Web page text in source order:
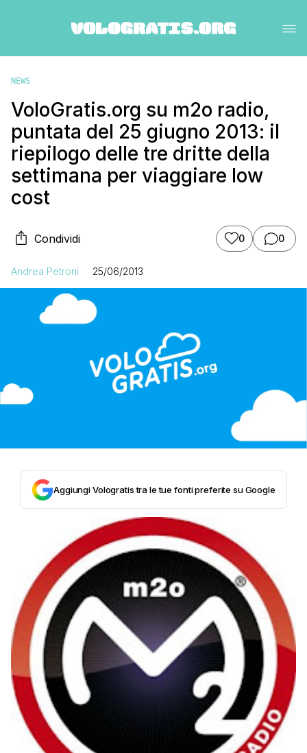
NEWS
VoloGratis.org su m2o radio,
puntata del 25 giugno 2013: il
riepilogo delle tre dritte della
settimana per viaggiare low
cost
Condividi 0 0
Andrea Petroni 25/06/2013
Aggiungi Vologratis tra le tue fonti preferite su Google